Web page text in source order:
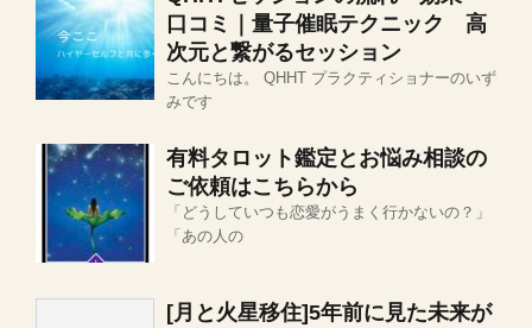
口コミ｜量子催眠テクニック 高
次元と繋がるセッション
こんにちは。 QHHT プラクティショナーのいず
みです
有料タロット鑑定とお悩み相談の
ご依頼はこちらから
「どうしていつも恋愛がうまく行かないの？」
「あの人の
[月と火星移住]5年前に見た未来が